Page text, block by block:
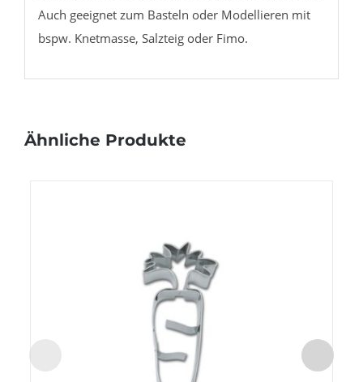
Auch geeignet zum Basteln oder Modellieren mit
bspw. Knetmasse, Salzteig oder Fimo.
Ähnliche Produkte